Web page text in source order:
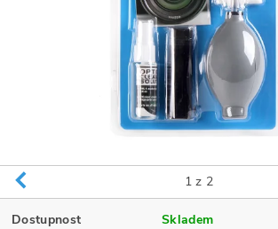
1 z 2
Dostupnost Skladem